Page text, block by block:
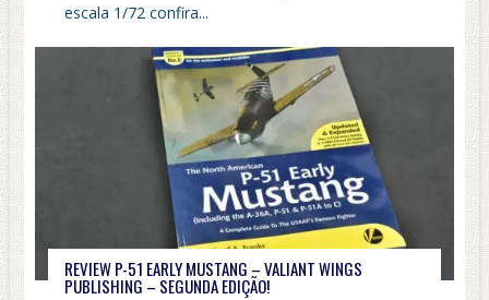
escala 1/72 confira...
REVIEW P-51 EARLY MUSTANG – VALIANT WINGS
PUBLISHING – SEGUNDA EDIÇÃO!